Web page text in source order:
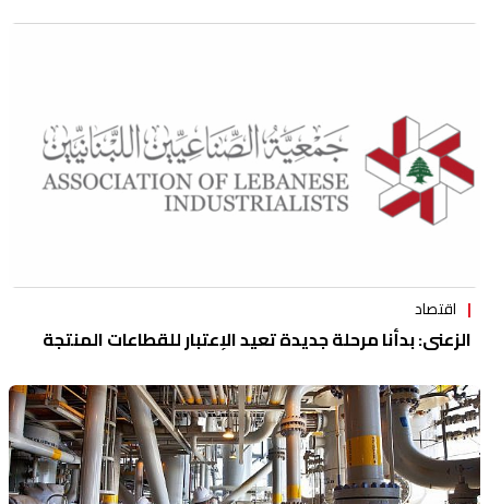
اقتصاد
الزعني: بدأنا مرحلة جديدة تعيد الإعتبار للقطاعات المنتجة